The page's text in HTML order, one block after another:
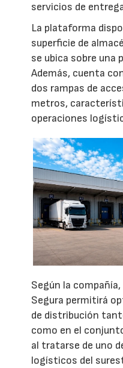
servicios de
La plataforma
superficie de
se ubica sobre una
Además, cuenta
dos rampas de
metros,
operaciones
Según la
Segura permitirá
de distribución
como en el
al tratarse de uno
logísticos del